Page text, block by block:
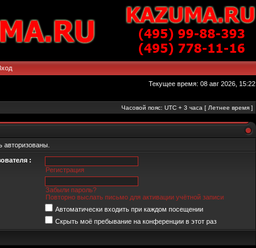
Текущее время: 08 авг 2026, 15:22
Часовой пояс: UTC + 3 часа [ Летнее время ]
:
Регистрация
Забыли пароль?
Повторно выслать письмо для активации учётной записи
Автоматически входить при каждом посещении
Скрыть моё пребывание на конференции в этот раз